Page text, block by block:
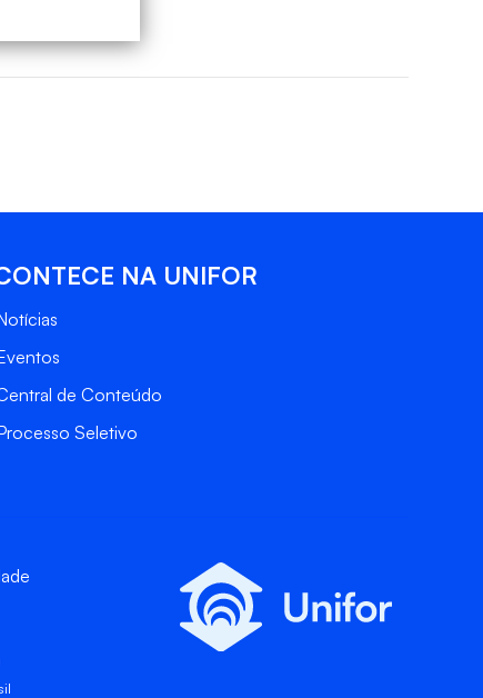
NA UNIFOR
de Conteúdo
Seletivo